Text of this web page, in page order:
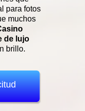
para fotos
muchos
de lujo
brillo.